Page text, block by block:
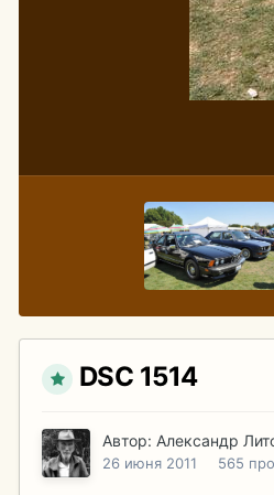
DSC 1514
Автор: Александр
26 июня 2011 565